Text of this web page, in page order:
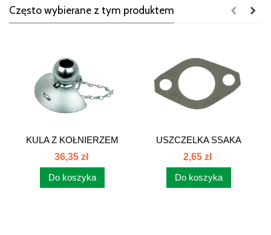
Często wybierane z tym produktem
KULA Z KOŁNIERZEM
56x28x12...
36,35 zł
Do koszyka
USZCZELKA SSAKA
POMPY OLEJOWEJ...
2,65 zł
Do koszyka